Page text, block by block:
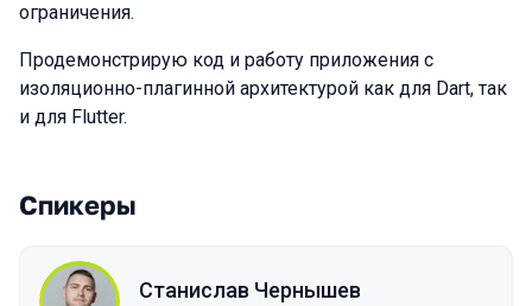
ограничения.
Продемонстрирую код и работу приложения с
изоляционно-плагинной архитектурой как для Dart, так
и для Flutter.
Спикеры
Станислав Чернышев